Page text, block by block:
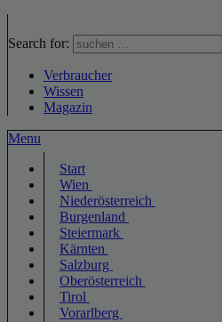
Search for:
Verbraucher
Wissen
Magazin
Menu
Start
Wien
Niederösterreich
Burgenland
Steiermark
Kärnten
Salzburg
Oberösterreich
Tirol
Vorarlberg